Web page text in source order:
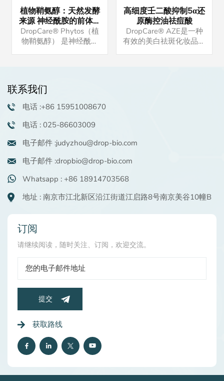
植物鞘氨醇：天然发酵
来源 神经酰胺的前体物
强大的保湿抗炎功效 油
溶活性物 高端洗护原料
DropCare® Phytos（植
物鞘氨醇） 是神经酰胺
索取样品。我们还可以提
供配方供您参考。
高细度壬二酸抑制5α还
原酶控油祛痘酸
DropCare® AZE是一种
有效的美白祛斑化妆品原
联系我们
电话 :+86 15951008670
电话 : 025-86603009
电子邮件 :judyzhou@drop-bio.com
电子邮件 :dropbio@drop-bio.com
Whatsapp : +86 18914703568
地址 : 南京市江北新区沿江街道江启路8号南京美谷10幢B
订阅
请继续阅读，随时关注、订阅，欢迎交流。
提交
获取路线